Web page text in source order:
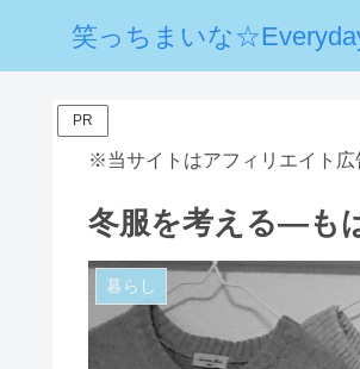
笑っちまいな
PR
※当サイトはアフィリエイト広
冬服を考える―も
暮らし